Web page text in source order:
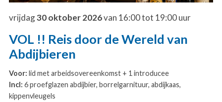
vrijdag30 oktober 2026van 16:00 tot 19:00 uur
VOL !! Reis door de Wereld van
Abdijbieren
Voor: lid met arbeidsovereenkomst + 1 introducee
Incl: 6 proefglazen abdijbier, borrelgarnituur, abdijkaas,
kippenvleugels